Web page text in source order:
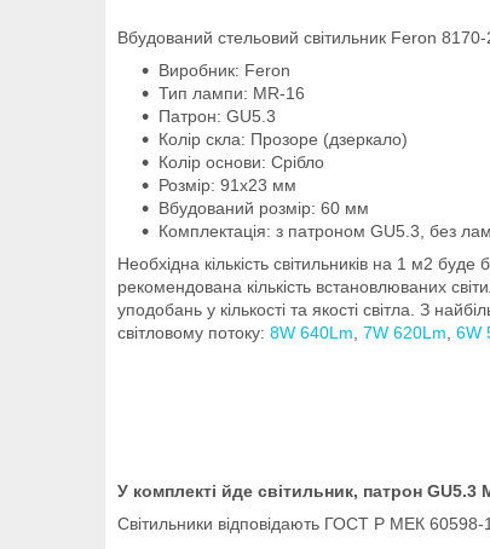
Вбудований стельовий світильник Feron
Виробник: Feron
Тип лампи: MR-16
Патрон: GU5.3
Колір скла: Прозоре (дзеркало)
Колір основи: Срібло
Розмір: 91х23 мм
Вбудований розмір: 60 мм
Комплектація: з патроном GU5.3, без
Необхідна кількість світильників на 1 м2
рекомендована кількість встановлюваних
уподобань у кількості та якості світла. З
світловому потоку: 8W 640Lm, 7W 620Lm, 6W
У комплекті йде світильник, патрон GU5.3
Світильники відповідають ГОСТ Р МЕК